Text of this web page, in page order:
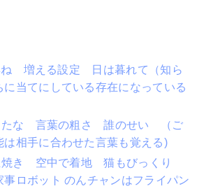
ね 増える設定 日は暮れて（知ら
に当てにしている存在になっている
たな 言葉の粗さ 誰のせい （ご
は相手に合わせた言葉も覚える)
焼き 空中で着地 猫もびっくり
事ロボット のんチャンはフライパン